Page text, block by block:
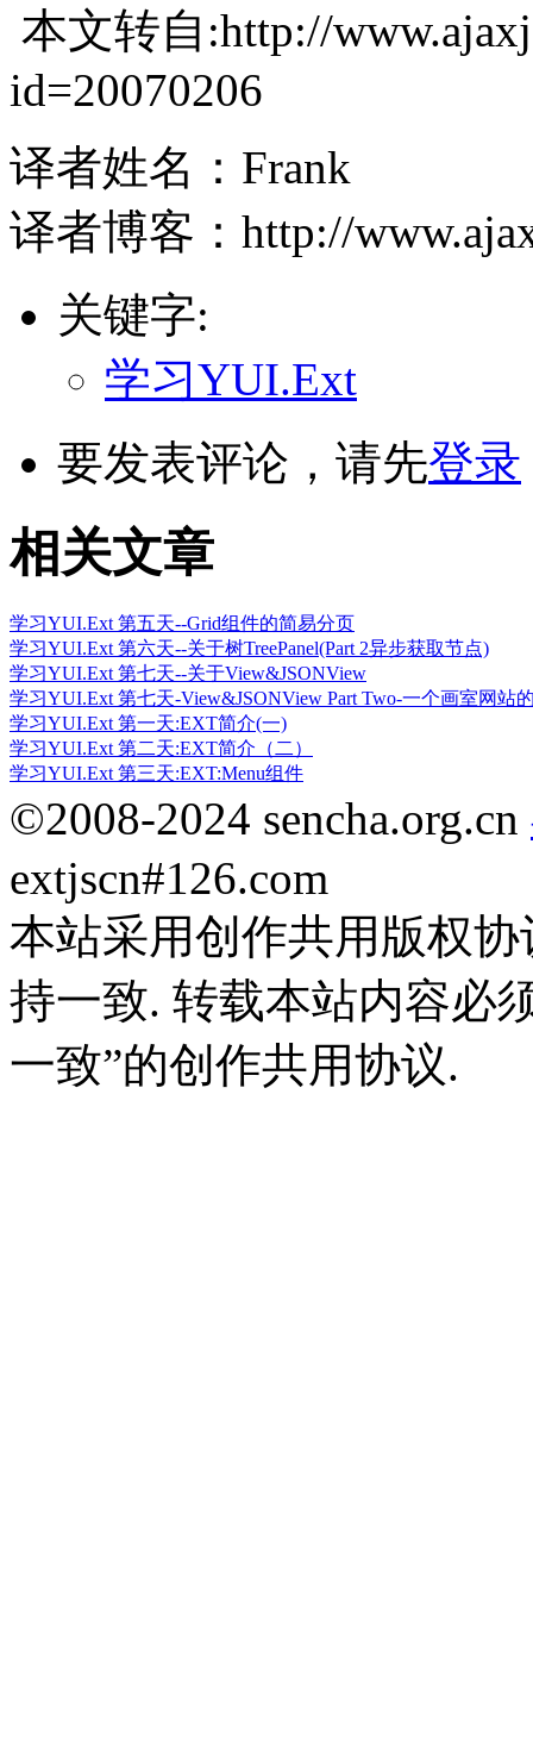
本文转自:http://
id=20070206
译者姓名：Frank
译者博客：http://
关键字:
学习YUI.Ext
要发表评论，请先登录
相关文章
学习YUI.Ext 第五天--Grid组件的简易分页
学习YUI.Ext 第六天--关于树TreePanel(Part 2异步获取节点)
学习YUI.Ext 第七天--关于View&JSONView
学习YUI.Ext 第七天-View&JSONView Part Two-一个画室网站
学习YUI.Ext 第一天:EXT简介(一)
学习YUI.Ext 第二天:EXT简介（二）
学习YUI.Ext 第三天:EXT:Menu组件
©2008-2024 sencha.org.cn
extjscn#126.com
本站采用创作共用版权
持一致. 转载本站内容必
一致”的创作共用协议.